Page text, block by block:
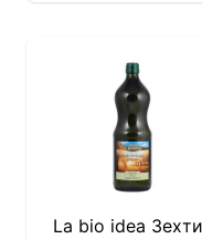
La bio idea